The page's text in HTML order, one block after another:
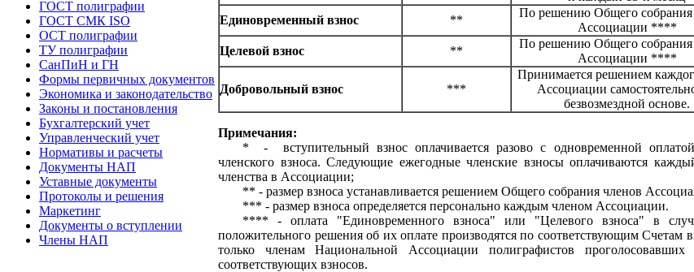
ГОСТ полиграфии
ГОСТ СМК ISO
ОСТ полиграфии
ТУ полиграфии
СанПиН и ГН
Формы первичных документов
Экономика и законодательство
Законы и постановления
Бухгалтерский учет
Управленческий учет
Нормативы и расчеты
Документы НАП
Уставные документы
Протоколы и решения
Маркетинг
Документы о вступлении
Члены НАП
Единовременный взнос
**
По решению Общего собрания
Ассоциации ****
Целевой взнос
**
По решению Общего собрания
Ассоциации ****
Добровольный взнос ***
Принимается решением
Ассоциации
безвозмездной основе.
Примечания:
* - вступительный взнос оплачивается разово с одновременной
членского взноса. Следующие ежегодные членские взносы оплачиваются
членства в Ассоциации;
** - размер взноса устанавливается решением Общего собрания членов
*** - размер взноса определяется персонально каждым членом Ассоциации.
**** - оплата "Единовременного взноса" или "Целевого взноса" в
положительного решения об их оплате производятся по соответствующим Счетам
только членам Национальной Ассоциации полиграфистов
соответствующих взносов.